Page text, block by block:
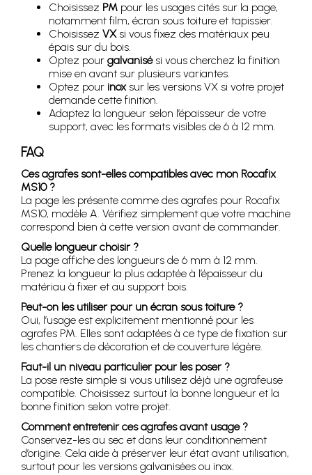
Choisissez PM pour les usages cités sur la page,
notamment film, écran sous toiture et tapissier.
Choisissez VXsi vous fixez des matériaux peu
épais sur du bois.
Optez pour galvanisési vous cherchez la finition
mise en avant sur plusieurs variantes.
Optez pour inoxsur les versions VX si votre projet
demande cette finition.
Adaptez la longueur selon l’épaisseur de votre
support, avec les formats visibles de 6 à 12 mm.
FAQ
Ces agrafes sont-elles compatibles avec mon Rocafix
MS10 ?
La page les présente comme des agrafes pour Rocafix
MS10, modèle A. Vérifiez simplement que votre machine
correspond bien à cette version avant de commander.
Quelle longueur choisir ?
La page affiche des longueurs de 6 mm à 12 mm.
Prenez la longueur la plus adaptée à l’épaisseur du
matériau à fixer et au support bois.
Peut-on les utiliser pour un écran sous toiture ?
Oui, l’usage est explicitement mentionné pour les
agrafes PM. Elles sont adaptées à ce type de fixation sur
les chantiers de décoration et de couverture légère.
Faut-il un niveau particulier pour les poser ?
La pose reste simple si vous utilisez déjà une agrafeuse
compatible. Choisissez surtout la bonne longueur et la
bonne finition selon votre projet.
Comment entretenir ces agrafes avant usage ?
Conservez-les au sec et dans leur conditionnement
d’origine. Cela aide à préserver leur état avant utilisation,
surtout pour les versions galvanisées ou inox.